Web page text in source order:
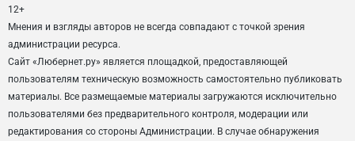
12+
Мнения и взгляды авторов не всегда совпадают с точкой зрения
администрации ресурса.
Сайт «Любернет.ру» является площадкой, предоставляющей
пользователям техническую возможность самостоятельно публиковать
материалы. Все размещаемые материалы загружаются исключительно
пользователями без предварительного контроля, модерации или
редактирования со стороны Администрации. В случае обнаружения